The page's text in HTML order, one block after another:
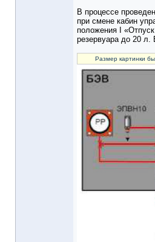
В процессе
при смене кабин
положения I
резервуара до 20 л.
Размер картинки